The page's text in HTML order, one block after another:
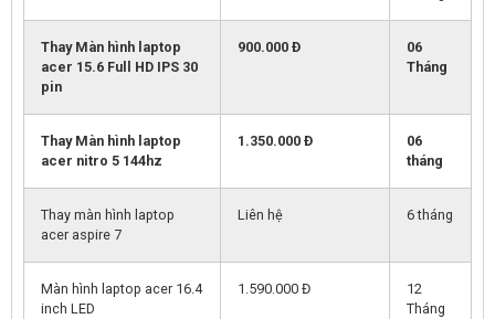
Thay Màn hình laptop
acer 15.6 Full HD IPS 30
pin
900.000 Đ
06
Tháng
Thay Màn hình laptop
acer nitro 5 144hz
1.350.000 Đ
06
tháng
Thay màn hình laptop
acer aspire 7
Liên hệ 6 tháng
Màn hình laptop acer 16.4
inch LED
1.590.000 Đ
12
Tháng